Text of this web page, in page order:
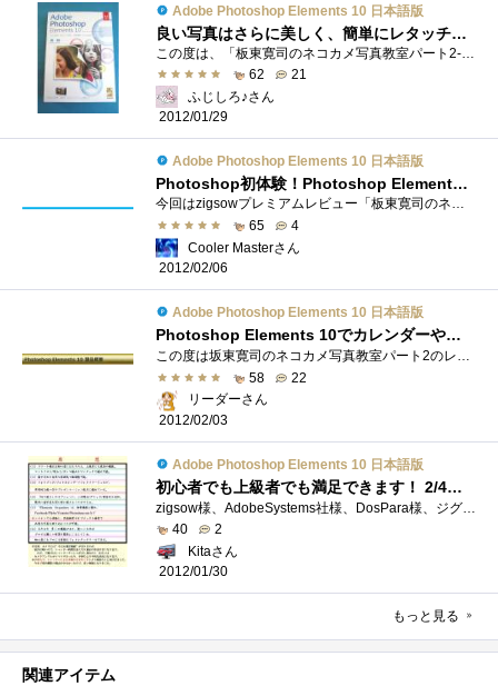
Adobe Photoshop Elements 10 日本語版
良い写真はさらに美しく、簡単にレタッチ！みんなのPhotoshop Elementsが凄くなって帰ってきた！
62
21
ふじしろ♪さん
2012/01/29
Adobe Photoshop Elements 10 日本語版
Photoshop初体験！Photoshop Elements 10で作品を仕上げよう！初心者も安心！
今回はzigsowプレミアムレビュー「板東寛司のネコカメ写真教室-自分だけの写真集制作編」のレビュアーに選出して頂き、マウスコンピューター「M...
65
4
Cooler Masterさん
2012/02/06
Adobe Photoshop Elements 10 日本語版
Photoshop Elements 10でカレンダーやスライドショー、フォトブックを簡単作成
この度は坂東寛司のネコカメ写真教室パート2のレビュアーに選出いただきzigsow様及びインテル株式会社様ほか関係各社様に厚く御礼申し上げます�...
58
22
リーダーさん
2012/02/03
Adobe Photoshop Elements 10 日本語版
初心者でも上級者でも満足できます！ 2/4テーマ1：季節感満載、テーマ2：静止画に躍動感、テーマ3：フォトブック2/23発注しました。
40
2
Kitaさん
2012/01/30
もっと見る
関連アイテム